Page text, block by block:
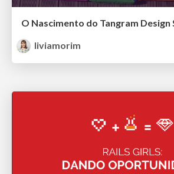
O Nascimento do Tangram Design
liviamorim